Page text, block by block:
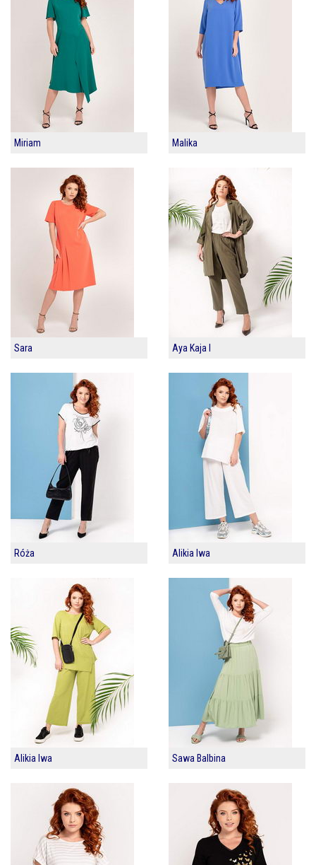
Miriam Malika
Sara Aya Kaja I
Róża Alikia Iwa
Alikia Iwa Sawa Balbina